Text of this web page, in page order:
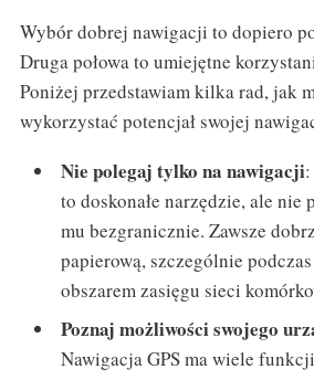
Wybór dobrej nawigacji to dopiero
Druga połowa to umiejętne
Poniżej przedstawiam kilka rad, jak
wykorzystać potencjał swojej
Nie polegaj tylko na nawigacji
to doskonałe narzędzie, ale nie
mu bezgranicznie. Zawsze
papierową, szczególnie
obszarem zasięgu sieci
Poznaj możliwości swojego
Nawigacja GPS ma wiele